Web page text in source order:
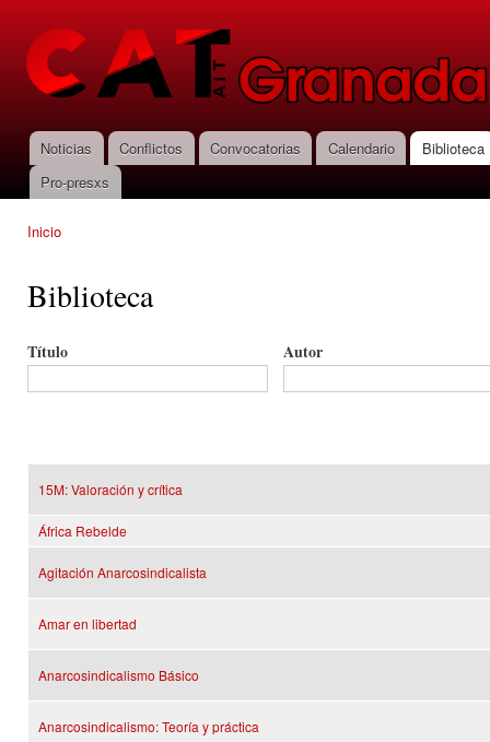
CNT-AIT
Granada
Menú principal
Noticias Conflictos Convocatorias Calendario
Biblioteca
Pro-presxs
Inicio
Biblioteca
Título Autor
15M: Valoración y crítica
África Rebelde
Agitación Anarcosindicalista
Amar en libertad
Anarcosindicalismo Básico
Anarcosindicalismo: Teoría y práctica